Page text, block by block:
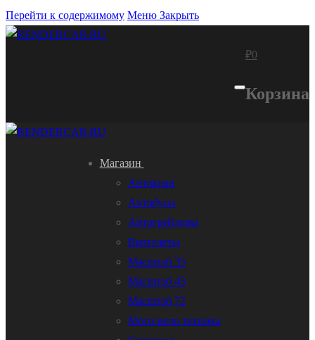
Перейти к содержимому Меню Закрыть
₽0
Корзина
Магазин
Автокран
Автобусы
Автогрейдеры
Вертолеты
Масштаб 35
Масштаб 43
Масштаб 72
Мото-вело техника